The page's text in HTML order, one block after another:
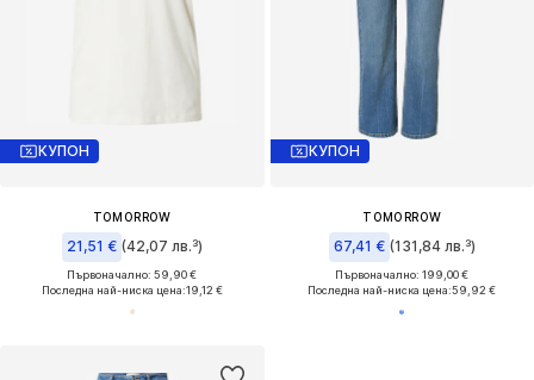
КУПОН
TOMORROW
21,51 € (42,07 лв.³)
Първоначално: 59,90 €
Последна най-ниска цена:19,12 €
КУПОН
TOMORROW
67,41 € (131,84 лв.³)
Първоначално: 199,00 €
Последна най-ниска цена:59,92 €